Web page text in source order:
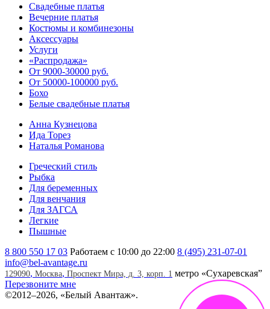
Свадебные платья
Вечерние платья
Костюмы и комбинезоны
Аксессуары
Услуги
«Распродажа»
От 9000-30000 руб.
От 50000-100000 руб.
Бохо
Белые свадебные платья
Анна Кузнецова
Ида Торез
Наталья Романова
Греческий стиль
Рыбка
Для беременных
Для венчания
Для ЗАГСА
Легкие
Пышные
8 800 550 17 03 Работаем с 10:00 до 22:00 8 (495) 231-07-01
info@bel-avantage.ru
129090, Москва, Проспект Мира, д. 3, корп. 1 метро «Сухаревская”
Перезвоните мне
©2012–2026, «Белый Авантаж».